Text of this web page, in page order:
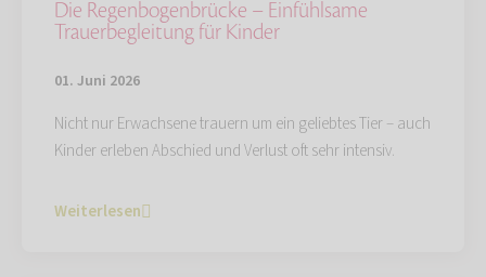
Die Regenbogenbrücke – Einfühlsame
Trauerbegleitung für Kinder
01. Juni 2026
Nicht nur Erwachsene trauern um ein geliebtes Tier – auch
Kinder erleben Abschied und Verlust oft sehr intensiv.
Weiterlesen